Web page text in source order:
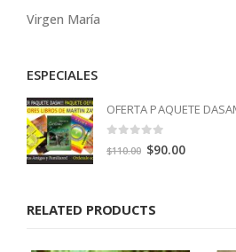
Virgen María
ESPECIALES
OFERTA PAQUETE
out of 5
$110.00 Original
$110.00.
$90.00Current
RELATED PRODUCTS